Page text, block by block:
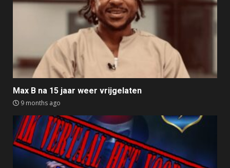
Max B na 15 jaar weer vrijgelaten
9 months ago